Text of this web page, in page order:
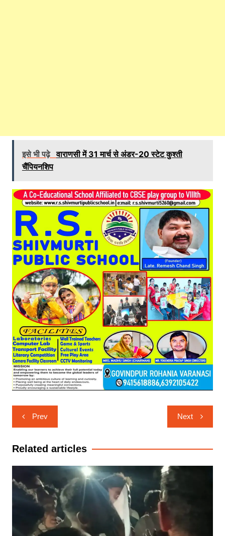
इसे भी पढ़े वाराणसी में 31 मार्च से अंडर-20 स्टेट कुश्ती
चैंपियनशिप
Post
navigation
Prev Next
Related articles